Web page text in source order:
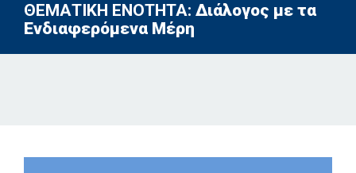
ΘΕΜΑΤΙΚΗ ΕΝΟΤΗΤΑ: Διάλογος με τα
Ενδιαφερόμενα Μέρη